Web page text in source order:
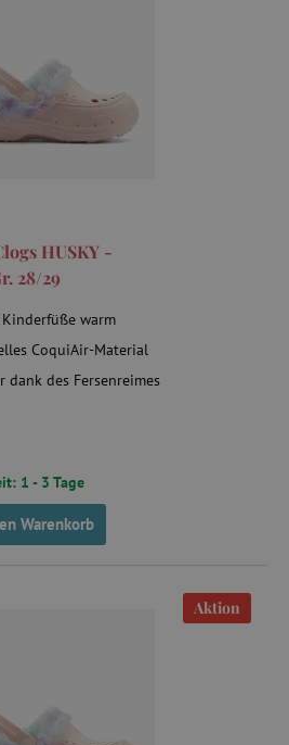
HUSKY -
28/29
warm
CoquiAir-Material
dank des Fersenreimes
1 - 3 Tage
Warenkorb
Aktion
Cookies ermöglichen
und die Kontoverwaltung.
erforderlichen Cookies
nicht ordnungsgemäß